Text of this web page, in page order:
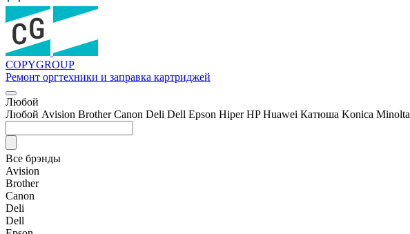
COPYGROUP
Ремонт оргтехники и заправка картриджей
Любой
Любой Avision Brother Canon Deli Dell Epson Hiper HP Huawei Катюша Konica Minolta
Все брэнды
Avision
Brother
Canon
Deli
Dell